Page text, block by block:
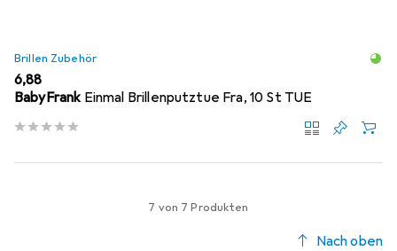
Brillen Zubehör
EUR
6,88
BabyFrank Einmal Brillenputztue Fra, 10 St TUE
7 von 7 Produkten
Nach oben